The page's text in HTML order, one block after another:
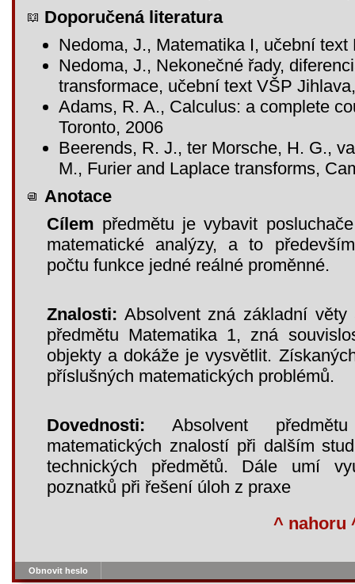
Doporučená literatura
Nedoma, J., Matematika I, učební
Nedoma, J., Nekonečné řady,
transformace, učební text VŠP
Adams, R. A., Calculus: a complete
Toronto, 2006
Beerends, R. J., ter Morsche, H. G.,
M., Furier and Laplace transforms,
Anotace
Cílem předmětu je vybavit
matematické analýzy, a to
počtu funkce jedné reálné proměnné.
Znalosti: Absolvent zná základní
předmětu Matematika 1, zná
objekty a dokáže je vysvětlit.
příslušných matematických problémů.
Dovednosti: Absolvent
matematických znalostí při dalším
technických předmětů. Dále umí
poznatků při řešení úloh z praxe
^ nahoru
Obnovit heslo